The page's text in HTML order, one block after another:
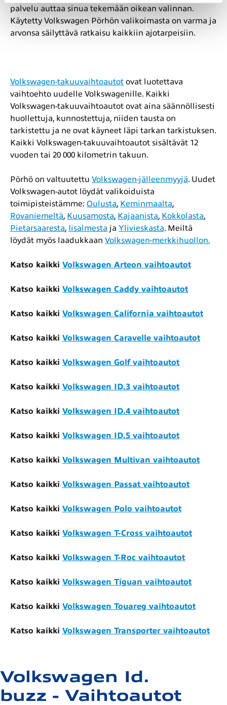
Volkswagen Id.
buzz - Vaihtoautot
palvelu auttaa sinua tekemään oikean valinnan.
Käytetty Volkswagen Pörhön valikoimasta on varma ja
arvonsa säilyttävä ratkaisu kaikkiin ajotarpeisiin.
Volkswagen-takuuvaihtoautot ovat luotettava
vaihtoehto uudelle Volkswagenille. Kaikki
Volkswagen-takuuvaihtoautot ovat aina säännöllisesti
huollettuja, kunnostettuja, niiden tausta on
tarkistettu ja ne ovat käyneet läpi tarkan tarkistuksen.
Kaikki Volkswagen-takuuvaihtoautot sisältävät 12
vuoden tai 20 000 kilometrin takuun.
Pörhö on valtuutettu Volkswagen-jälleenmyyjä. Uudet
Volkswagen-autot löydät valikoiduista
toimipisteistämme: Oulusta, Keminmaalta,
Rovaniemeltä, Kuusamosta, Kajaanista, Kokkolasta,
Pietarsaaresta, Iisalmesta ja Ylivieskasta. Meiltä
löydät myös laadukkaan Volkswagen-merkkihuollon.
Katso kaikki Volkswagen Arteon vaihtoautot
Katso kaikki Volkswagen Caddy vaihtoautot
Katso kaikki Volkswagen California vaihtoautot
Katso kaikki Volkswagen Caravelle vaihtoautot
Katso kaikki Volkswagen Golf vaihtoautot
Katso kaikki Volkswagen ID.3 vaihtoautot
Katso kaikki Volkswagen ID.4 vaihtoautot
Katso kaikki Volkswagen ID.5 vaihtoautot
Katso kaikki Volkswagen Multivan vaihtoautot
Katso kaikki Volkswagen Passat vaihtoautot
Katso kaikki Volkswagen Polo vaihtoautot
Katso kaikki Volkswagen T-Cross vaihtoautot
Katso kaikki Volkswagen T-Roc vaihtoautot
Katso kaikki Volkswagen Tiguan vaihtoautot
Katso kaikki Volkswagen Touareg vaihtoautot
Katso kaikki Volkswagen Transporter vaihtoautot